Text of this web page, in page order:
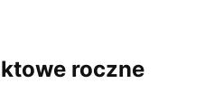
roczne